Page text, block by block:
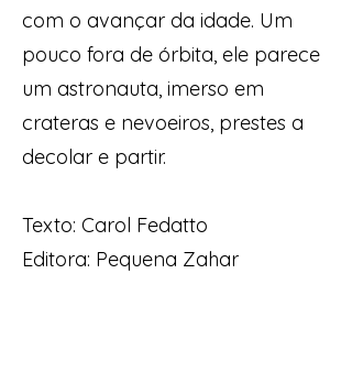
com o avançar da idade. Um
pouco fora de órbita, ele parece
um astronauta, imerso em
crateras e nevoeiros, prestes a
decolar e partir.
Texto: Carol Fedatto
Editora: Pequena Zahar